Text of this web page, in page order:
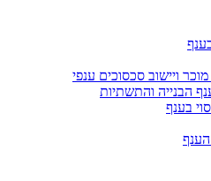
ויישוב סכסוכים ענפי
הבנייה והתשתיות
בענף